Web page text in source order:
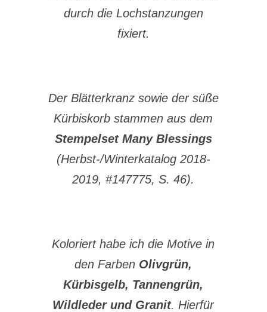
durch die Lochstanzungen
fixiert.
Der Blätterkranz sowie der süße
Kürbiskorb stammen aus dem
Stempelset Many Blessings
(Herbst-/Winterkatalog 2018-
2019, #147775, S. 46).
Koloriert habe ich die Motive in
den Farben Olivgrün,
Kürbisgelb, Tannengrün,
Wildleder und Granit. Hierfür